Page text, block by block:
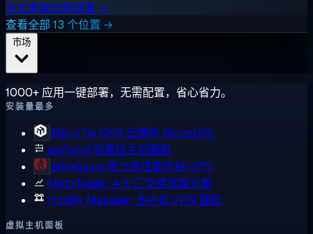
在拉斯维加斯部署 →
查看全部 13 个位置 →
1000+ 应用一键部署，无需配置，省心省力。
安装量最多
MikroTik CHR 云端的 RouterOS
aaPanel轻量级主机面板
WireGuard 现代高性能内核 VPN
MetaTrader 4 外汇交易标准方案
Hiddify Manager 多协议 VPN 面板
虚拟主机面板